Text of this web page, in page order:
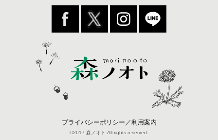
プライバシーポリシー／利用案内
©2017 森ノオト.All rights reserved.